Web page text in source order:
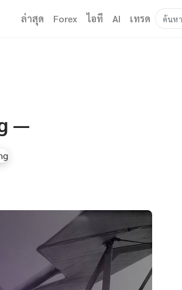
ล่าสุด Forex ไอที AI เทรด
—